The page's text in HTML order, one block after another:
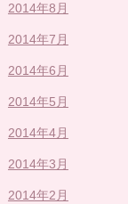
2014年8月
2014年7月
2014年6月
2014年5月
2014年4月
2014年3月
2014年2月